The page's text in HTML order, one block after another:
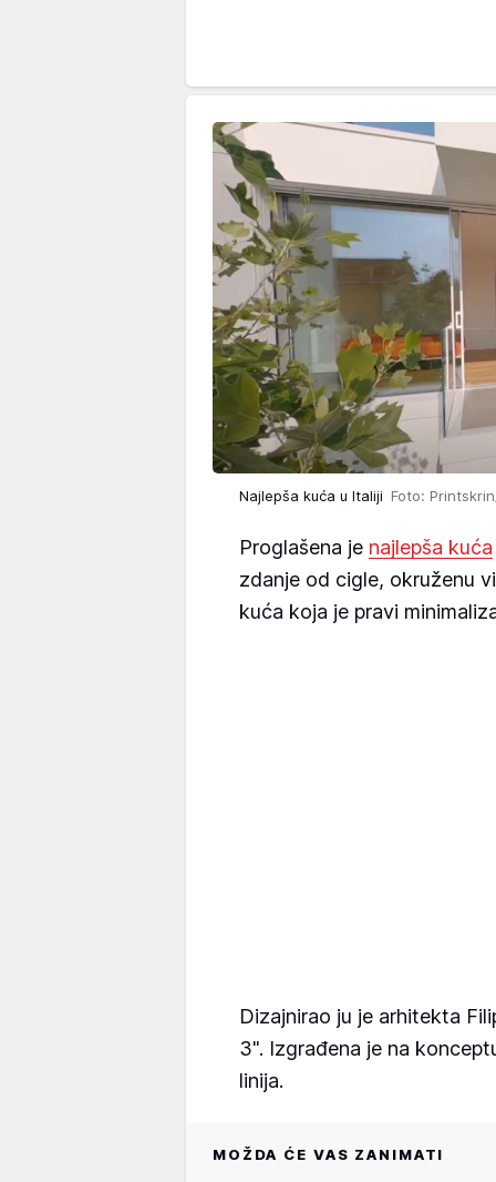
Najlepša kuća u Italiji Foto:
Proglašena je najlepša kuća
zdanje od cigle, okruženu
kuća koja je pravi
Dizajnirao ju je arhitekta
3". Izgrađena je na
linija.
MOŽDA ĆE VAS ZANIMATI